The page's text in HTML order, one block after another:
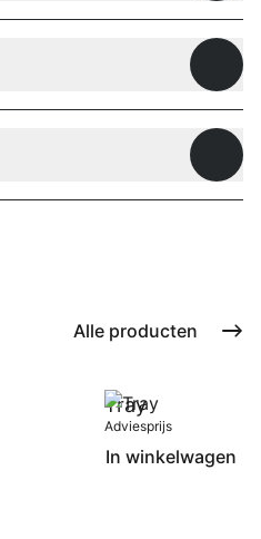
Alle producten
Tray
Adviesprijs
In winkelwagen